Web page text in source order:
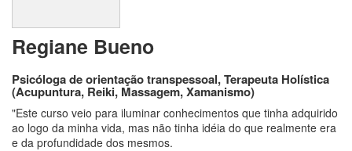
Regiane Bueno
Psicóloga de orientação transpessoal, Terapeuta Holística
(Acupuntura, Reiki, Massagem, Xamanismo)
"Este curso veio para iluminar conhecimentos que tinha adquirido
ao logo da minha vida, mas não tinha idéia do que realmente era
e da profundidade dos mesmos.